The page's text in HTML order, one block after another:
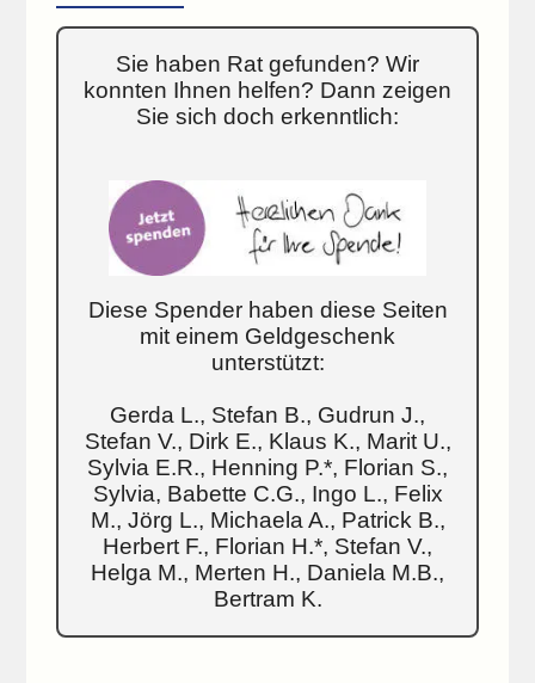
Sie haben Rat gefunden? Wir
konnten Ihnen helfen? Dann zeigen
Sie sich doch erkenntlich:
Diese Spender haben diese Seiten
mit einem Geldgeschenk
unterstützt:
Gerda L., Stefan B., Gudrun J.,
Stefan V., Dirk E., Klaus K., Marit U.,
Sylvia E.R., Henning P.*, Florian S.,
Sylvia, Babette C.G., Ingo L., Felix
M., Jörg L., Michaela A., Patrick B.,
Herbert F., Florian H.*, Stefan V.,
Helga M., Merten H., Daniela M.B.,
Bertram K.